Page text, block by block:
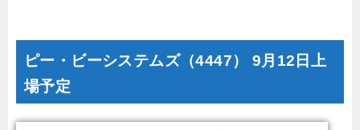
ピー・ビーシステムズ（4447） 9月12日上
場予定